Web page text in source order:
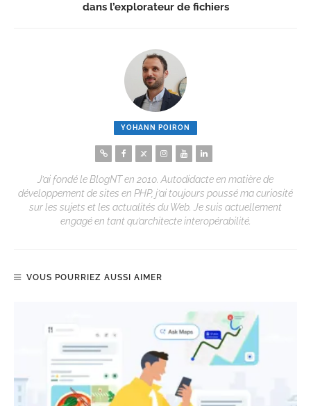
dans l’explorateur de fichiers
YOHANN POIRON
J’ai fondé le BlogNT en 2010. Autodidacte en matière de
développement de sites en PHP, j’ai toujours poussé ma curiosité
sur les sujets et les actualités du Web. Je suis actuellement
engagé en tant qu’architecte interopérabilité.
VOUS POURRIEZ AUSSI AIMER